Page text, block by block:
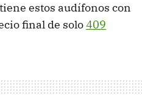
estos audífonos con
final de solo409